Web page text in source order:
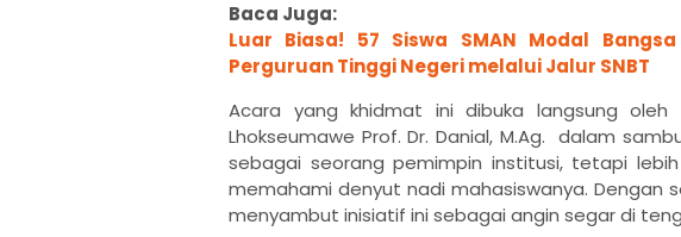
Baca Juga:
Luar Biasa! 57 Siswa SMAN Modal
Perguruan Tinggi Negeri melalui Jalur SNBT
Acara yang khidmat ini dibuka langsung oleh
Lhokseumawe Prof. Dr. Danial, M.Ag. dalam
sebagai seorang pemimpin institusi, tetapi
memahami denyut nadi mahasiswanya. Dengan
menyambut inisiatif ini sebagai angin segar di